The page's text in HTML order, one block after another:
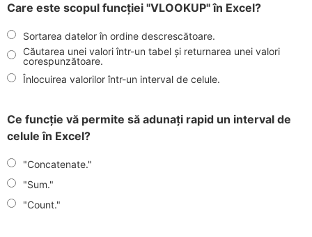
Care este scopul funcției "VLOOKUP" în Excel?
Sortarea datelor în ordine descrescătoare.
Căutarea unei valori într-un tabel și returnarea unei valori
corespunzătoare.
Înlocuirea valorilor într-un interval de celule.
Ce funcție vă permite să adunați rapid un interval de
celule în Excel?
"Concatenate."
"Sum."
"Count."